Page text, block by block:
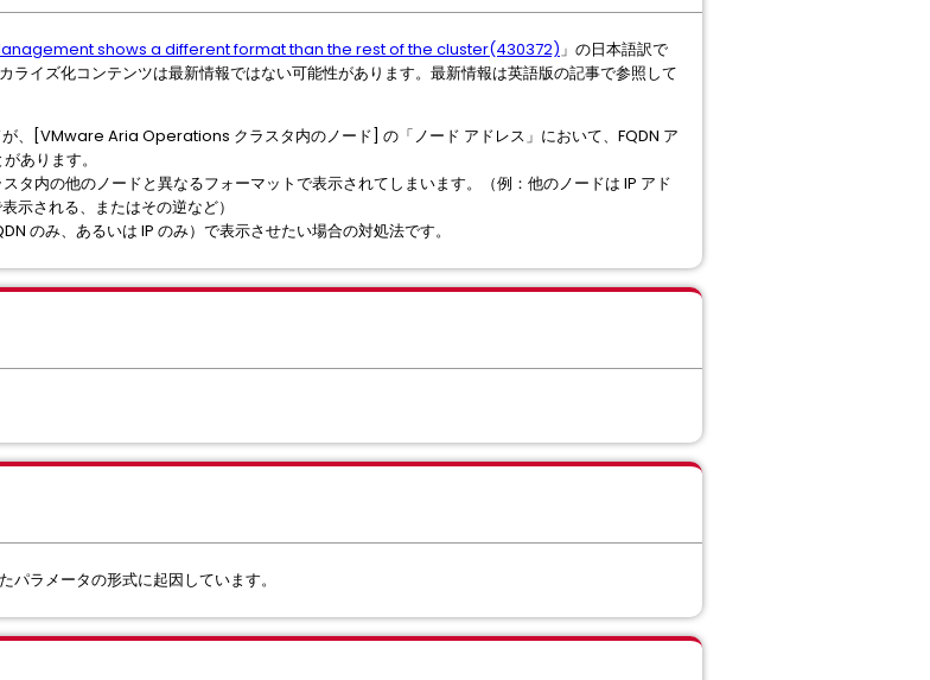
shows a different format than the rest of the cluster(430372)」の日本語訳で
イズ化コンテンツは最新情報ではない可能性があります。最新情報は英語版の記事で参照して
、[VMware Aria Operations クラスタ内のノード] の「ノード アドレス」において、FQDN ア
あります。
タ内の他のノードと異なるフォーマットで表示されてしまいます。（例：他のノードは IP アド
示される、またはその逆など）
のみ、あるいは IP のみ）で表示させたい場合の対処法です。
ラメータの形式に起因しています。